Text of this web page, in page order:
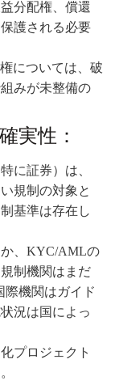
分配権、償還
護される必要
については、破
みが未整備の
実性：
に証券）は、
規制の対象と
基準は存在し
か、KYC/AMLの
制機関はまだ
際機関はガイド
況は国によっ
プロジェクト